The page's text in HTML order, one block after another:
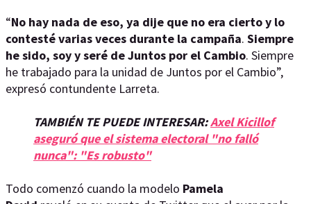
“No hay nada de eso, ya dije que no era cierto y lo
contesté varias veces durante la campaña. Siempre
he sido, soy y seré de Juntos por el Cambio. Siempre
he trabajado para la unidad de Juntos por el Cambio”,
expresó contundente Larreta.
TAMBIÉN TE PUEDE INTERESAR:Axel Kicillof
aseguró que el sistema electoral "no falló
nunca": "Es robusto"
Todo comenzó cuando la modelo Pamela